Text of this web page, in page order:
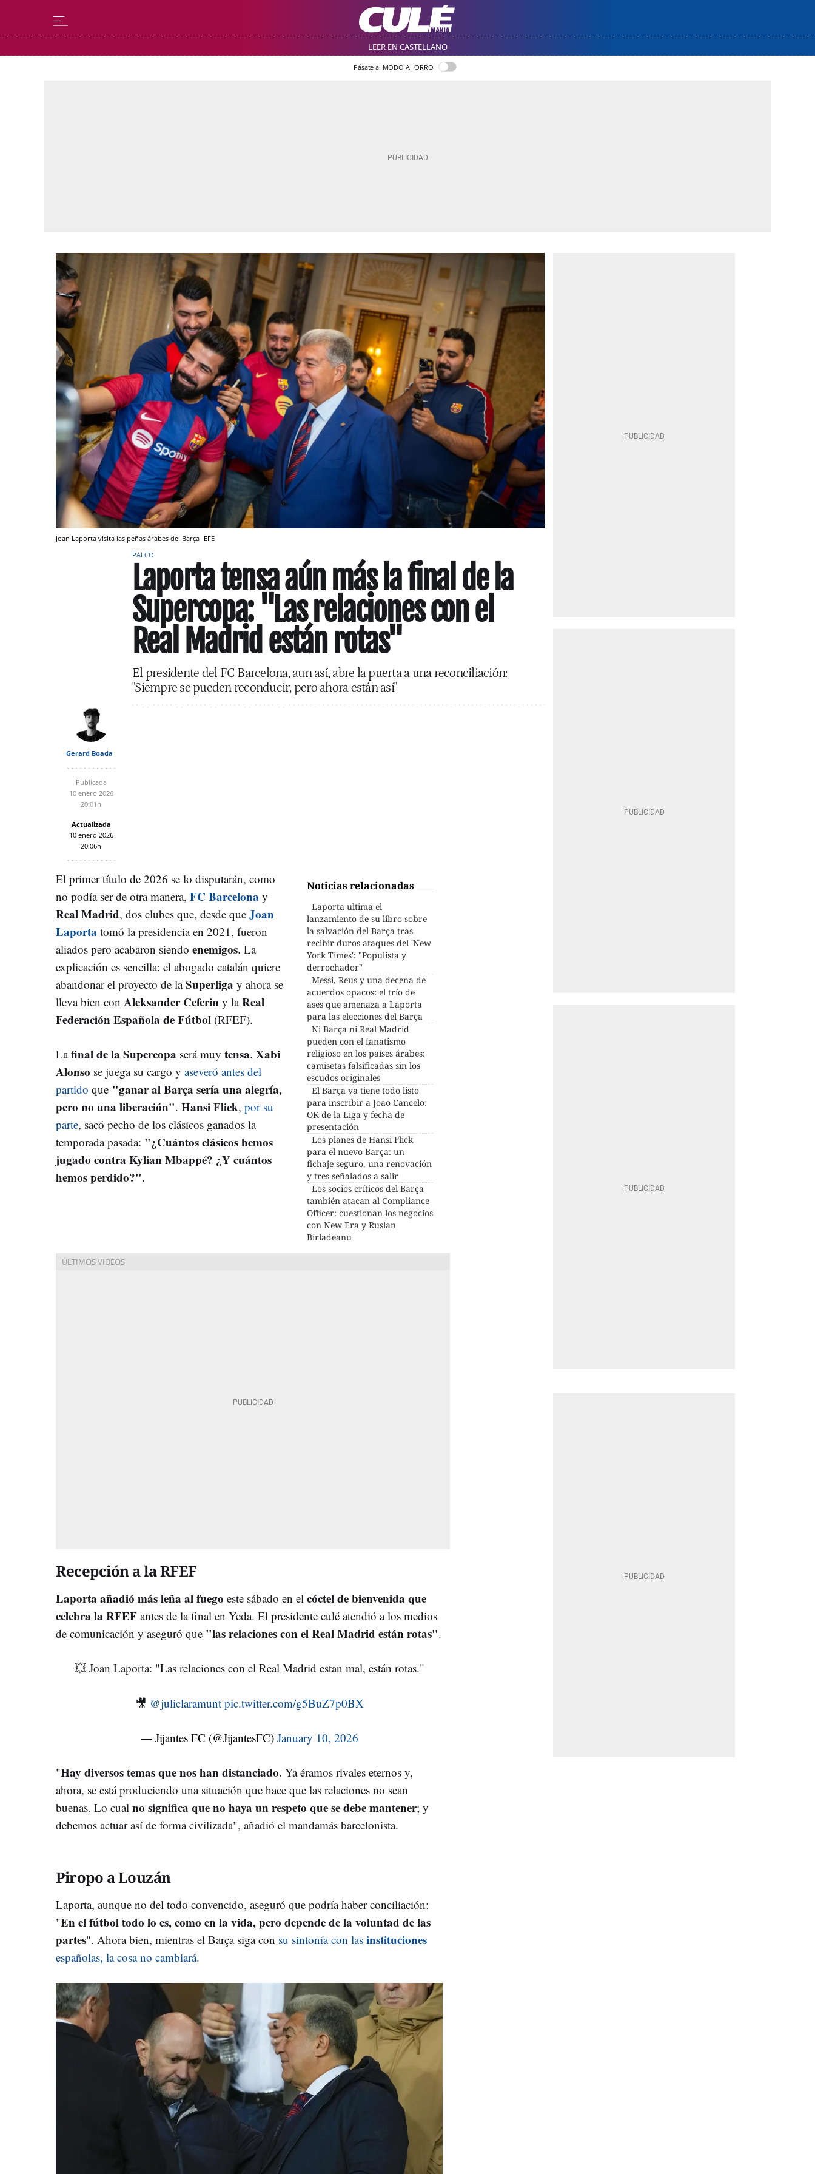
LEER EN CASTELLANO
Pásate al MODO AHORRO
Joan Laporta visita las peñas árabes del Barça EFE
PALCO
Laporta tensa aún más la final de la
Supercopa: "Las relaciones con el
Real Madrid están rotas"
El presidente del FC Barcelona, aun así, abre la puerta a una reconciliación:
"Siempre se pueden reconducir, pero ahora están así"
Gerard Boada
Publicada
10 enero 2026
20:01h
Actualizada
10 enero 2026
20:06h
Noticias relacionadas
Laporta ultima el
lanzamiento de su libro sobre
la salvación del Barça tras
recibir duros ataques del 'New
York Times': "Populista y
derrochador"
Messi, Reus y una decena de
acuerdos opacos: el trío de
ases que amenaza a Laporta
para las elecciones del Barça
Ni Barça ni Real Madrid
pueden con el fanatismo
religioso en los países árabes:
camisetas falsificadas sin los
escudos originales
El Barça ya tiene todo listo
para inscribir a Joao Cancelo:
OK de la Liga y fecha de
presentación
Los planes de Hansi Flick
para el nuevo Barça: un
fichaje seguro, una renovación
y tres señalados a salir
Los socios críticos del Barça
también atacan al Compliance
Officer: cuestionan los negocios
con New Era y Ruslan
Birladeanu
El primer título de 2026 se lo disputarán, como
no podía ser de otra manera, FC Barcelona y
Real Madrid, dos clubes que, desde que Joan
Laporta tomó la presidencia en 2021, fueron
aliados pero acabaron siendo enemigos. La
explicación es sencilla: el abogado catalán quiere
abandonar el proyecto de laSuperliga y ahora se
lleva bien con Aleksander Ceferin y laReal
Federación Española de Fútbol (RFEF).
Lafinal de la Supercopa será muy tensa. Xabi
Alonso se juega su cargo y aseveró antes del
partido que "ganar al Barça sería una alegría,
pero no una liberación". Hansi Flick, por su
parte, sacó pecho de los clásicos ganados la
temporada pasada: "¿Cuántos clásicos hemos
jugado contra Kylian Mbappé? ¿Y cuántos
hemos perdido?".
Recepción a la RFEF
Laporta añadió más leña al fuego este sábado en el cóctel de bienvenida que
celebra la RFEF antes de la final en Yeda. El presidente culé atendió a los medios
de comunicación y aseguró que "las relaciones con el Real Madrid están rotas".
💥 Joan Laporta: "Las relaciones con el Real Madrid estan mal, están rotas."
🎥 @juliclaramunt pic.twitter.com/g5BuZ7p0BX
— Jijantes FC (@JijantesFC) January 10, 2026
"Hay diversos temas que nos han distanciado. Ya éramos rivales eternos y,
ahora, se está produciendo una situación que hace que las relaciones no sean
buenas. Lo cual no significa que no haya un respeto que se debe mantener; y
debemos actuar así de forma civilizada", añadió el mandamás barcelonista.
Piropo a Louzán
Laporta, aunque no del todo convencido, aseguró que podría haber conciliación:
"En el fútbol todo lo es, como en la vida, pero depende de la voluntad de las
partes". Ahora bien, mientras el Barça siga con su sintonía con las instituciones
españolas, la cosa no cambiará.